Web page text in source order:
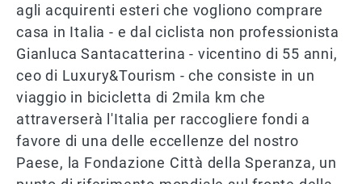
agli acquirenti esteri che vogliono comprare
casa in Italia - e dal ciclista non professionista
Gianluca Santacatterina - vicentino di 55 anni,
ceo di Luxury&Tourism - che consiste in un
viaggio in bicicletta di 2mila km che
attraverserà l'Italia per raccogliere fondi a
favore di una delle eccellenze del nostro
Paese, la Fondazione Città della Speranza, un